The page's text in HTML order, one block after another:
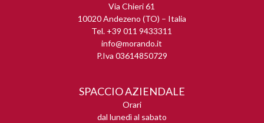
Via Chieri 61
10020 Andezeno (TO) – Italia
Tel. +39 011 9433311
info@morando.it
P.Iva 03614850729
SPACCIO AZIENDALE
Orari
dal lunedì al sabato